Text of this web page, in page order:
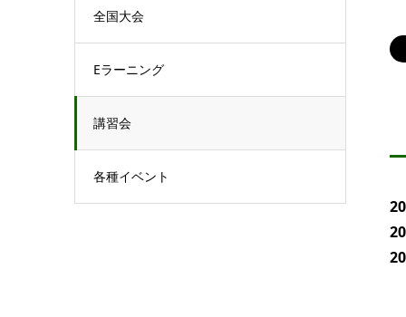
全国大会
Eラーニング
講習会
各種イベント